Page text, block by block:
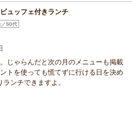
ュッフェ付きランチ
／50代
じゃらんだと次の月のメニューも掲載
トを使っても慌てずに行ける日を決め
ンチできますよ。